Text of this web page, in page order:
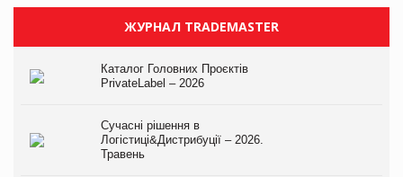
ЖУРНАЛ TRADEMASTER
Каталог Головних Проєктів
PrivateLabel – 2026
Сучасні рішення в
Логістиці&Дистрибуції – 2026.
Травень